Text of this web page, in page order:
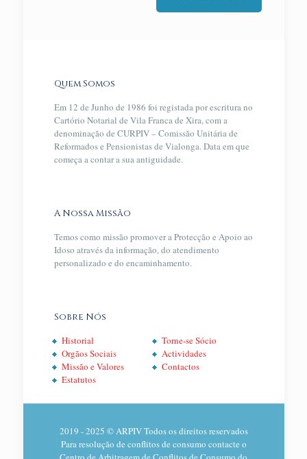
Quem Somos
Em 12 de Junho de 1986 foi registada por escritura no
Cartório Notarial de Vila Franca de Xira, com a
denominação de CURPIV – Comissão Unitária de
Reformados e Pensionistas de Vialonga. Data em que
começa a contar a sua antiguidade.
A Nossa Missão
Temos como missão promover a Protecção e Apoio ao
Idoso através da informação, do atendimento
personalizado e do encaminhamento.
Sobre Nós
Historial
Orgãos Sociais
Missão e Valores
Estatutos
Torne-se Sócio
Actividades
Contactos
2019 - 2025 © ARPIV Todos os direitos reservados
Para resolução de conflitos de consumo contacte o